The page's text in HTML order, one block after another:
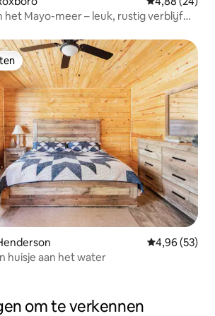
het Mayo-meer – leuk, rustig verblijf
Gemiddelde
4,96 (53)
huisje aan het water
om te verkennen